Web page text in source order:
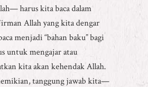
harus kita baca dalam
Allah yang kita dengar
menjadi “bahan baku” bagi
untuk mengajar atau
kita akan kehendak Allah.
tanggung jawab kita—